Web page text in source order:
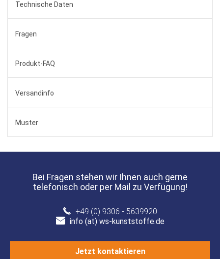
Technische Daten
Fragen
Produkt-FAQ
Versandinfo
Muster
Bei Fragen stehen wir Ihnen auch gerne
telefonisch oder per Mail zu Verfügung!
+49 (0) 9306 - 5639920
info (at) ws-kunststoffe.de
Jetzt kontaktieren